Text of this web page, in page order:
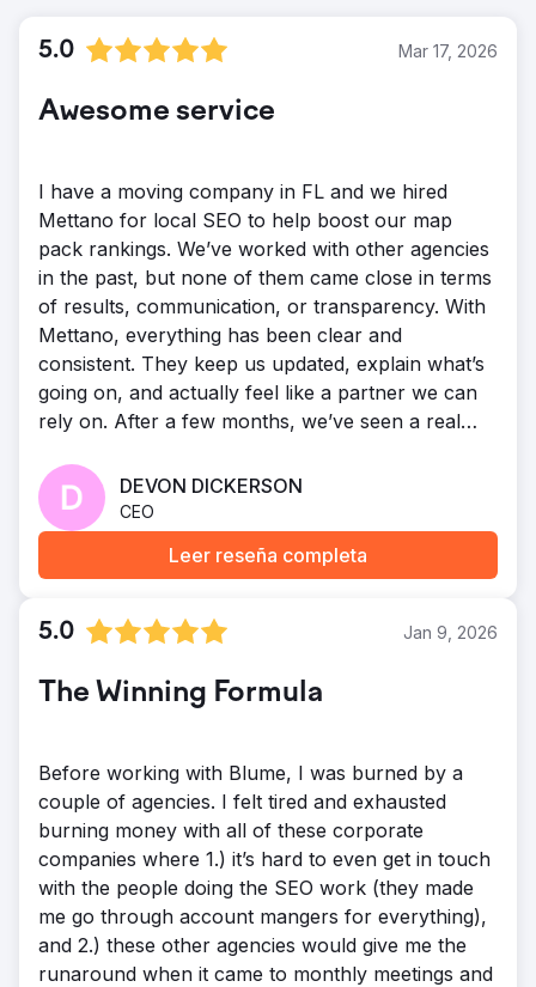
5.0 Mar 17, 2026
Awesome service
I have a moving company in FL and we hired
Mettano for local SEO to help boost our map
pack rankings. We’ve worked with other agencies
in the past, but none of them came close in terms
of results, communication, or transparency. With
Mettano, everything has been clear and
consistent. They keep us updated, explain what’s
going on, and actually feel like a partner we can
rely on. After a few months, we’ve seen a real
team is responsive, easy to work with, and
genuinely cares about helping us grow. If you’re a
local business looking for an agency that actually
delivers results and communicates well, I’d
DEVON DICKERSON
CEO
Leer reseña completa
5.0 Jan 9, 2026
The Winning Formula
Before working with Blume, I was burned by a
couple of agencies. I felt tired and exhausted
burning money with all of these corporate
companies where 1.) it’s hard to even get in touch
with the people doing the SEO work (they made
me go through account mangers for everything),
and 2.) these other agencies would give me the
runaround when it came to monthly meetings and